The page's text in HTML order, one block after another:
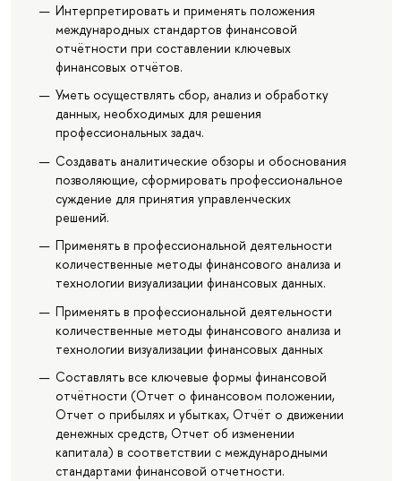
Интерпретировать и применять положения
международных стандартов финансовой
отчётности при составлении ключевых
финансовых отчётов.
Уметь осуществлять сбор, анализ и обработку
данных, необходимых для решения
профессиональных задач.
Создавать аналитические обзоры и обоснования
позволяющие, сформировать профессиональное
суждение для принятия управленческих
решений.
Применять в профессиональной деятельности
количественные методы финансового анализа и
технологии визуализации финансовых данных.
Применять в профессиональной деятельности
количественные методы финансового анализа и
технологии визуализации финансовых данных
Составлять все ключевые формы финансовой
отчётности (Отчет о финансовом положении,
Отчет о прибылях и убытках, Отчёт о движении
денежных средств, Отчет об изменении
капитала) в соответствии с международными
стандартами финансовой отчетности.